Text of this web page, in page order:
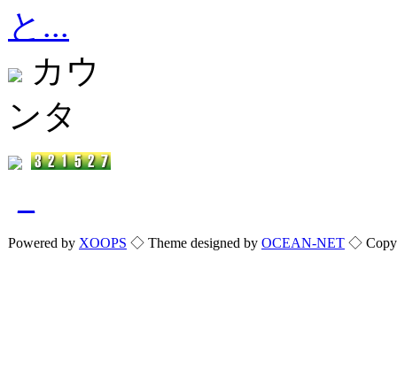
と...
カウ
ンタ
Powered by XOOPS ◇ Theme designed by OCEAN-NET ◇